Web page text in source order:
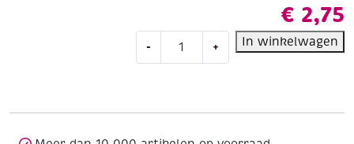
€ 2,75
- + In winkelwagen